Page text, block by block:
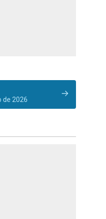
de 2026